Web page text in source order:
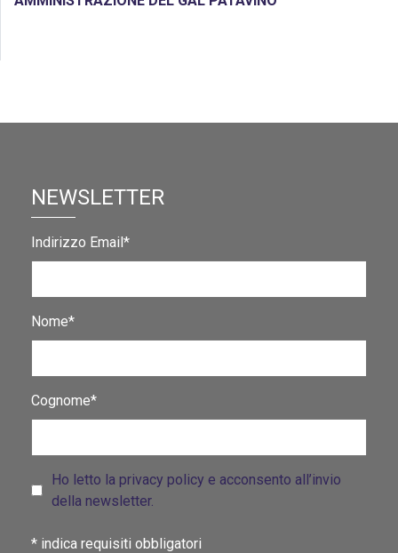
NEWSLETTER
Indirizzo Email*
Nome*
Cognome*
Ho letto la privacy policy e acconsento all’invio
della newsletter.
* indica requisiti obbligatori